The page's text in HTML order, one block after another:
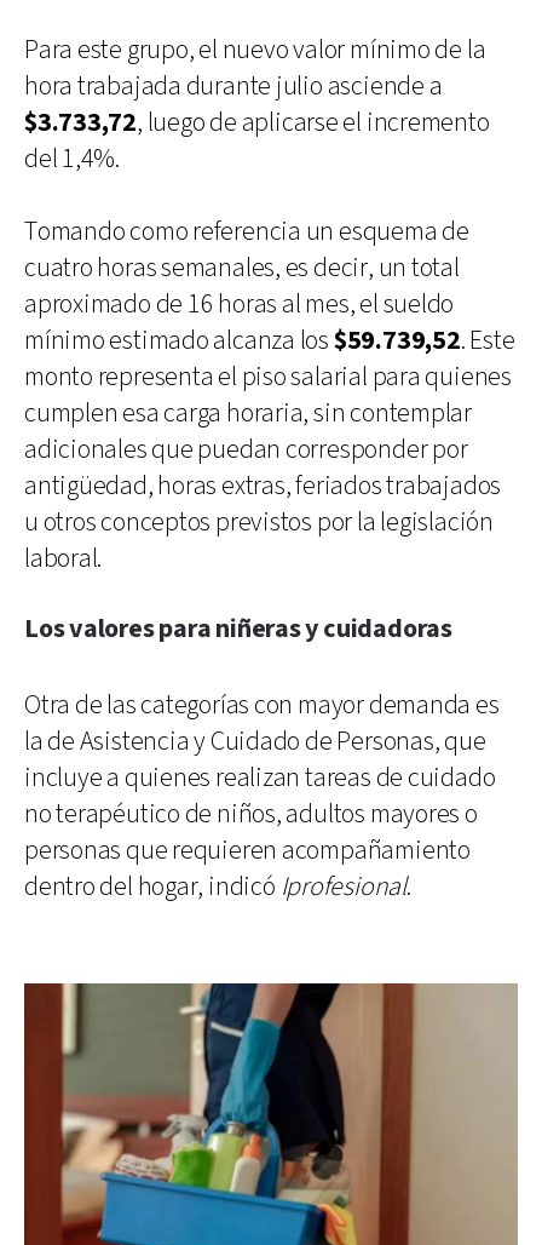
Para este grupo, el nuevo valor mínimo de la
hora trabajada durante julio asciende a
$3.733,72, luego de aplicarse el incremento
del 1,4%.
Tomando como referencia un esquema de
cuatro horas semanales, es decir, un total
aproximado de 16 horas al mes, el sueldo
mínimo estimado alcanza los$59.739,52. Este
monto representa el piso salarial para quienes
cumplen esa carga horaria, sin contemplar
adicionales que puedan corresponder por
antigüedad, horas extras, feriados trabajados
u otros conceptos previstos por la legislación
laboral.
Los valores para niñeras y cuidadoras
Otra de las categorías con mayor demanda es
la de Asistencia y Cuidado de Personas, que
incluye a quienes realizan tareas de cuidado
no terapéutico de niños, adultos mayores o
personas que requieren acompañamiento
dentro del hogar, indicó Iprofesional.